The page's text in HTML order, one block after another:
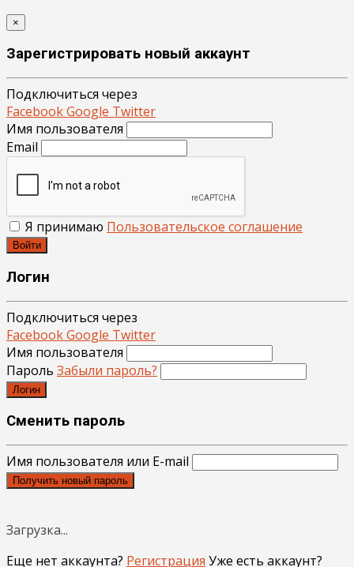
×
Зарегистрировать новый аккаунт
Подключиться через
FacebookGoogle Twitter
Имя пользователя
Email
Я принимаю Пользовательское соглашение
Войти
Логин
Подключиться через
FacebookGoogle Twitter
Имя пользователя
Пароль Забыли пароль?
Логин
Сменить пароль
Имя пользователя или E-mail
Получить новый пароль
Загрузка...
Еще нет аккаунта? Регистрация Уже есть аккаунт?